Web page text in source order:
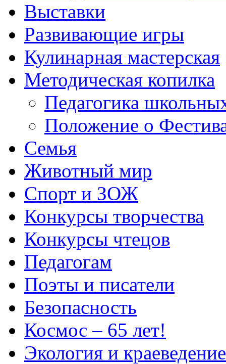
Выставки
Развивающие игры
Кулинарная мастерская
Методическая копилка
Педагогика
Положение о
Семья
Животный мир
Спорт и ЗОЖ
Конкурсы творчества
Конкурсы чтецов
Педагогам
Поэты и писатели
Безопасность
Космос – 65 лет!
Экология и краеведение